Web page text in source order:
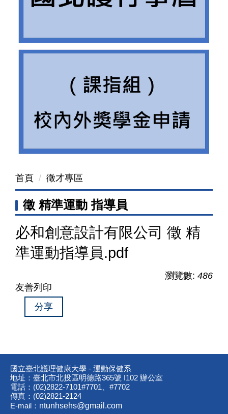
首頁 徵才專區
徵 精準運動 指導員
必和創意設計有限公司 徵 精
準運動指導員.pdf
瀏覽數: 486
友善列印
分享
國立臺北護理健康大學 - 運動保健系
地址：臺北市北投區明德路365號 I102 辦公室
電話：(02)2822-7101#7701、#7702
傳真：(02)2821-2124
E-mail： ntunhsehs@gmail.com